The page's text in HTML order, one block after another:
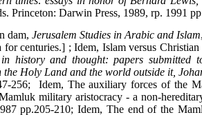
eds.Princeton: Darwin Press, 1989, rp.
dam,Jerusalem Studies in Arabic and
for centuries.] ; Idem, Islam versus
in history and thought: papers
the Holy Land and the world outside it,
256;
Idem, The auxiliary forces of
Mamluk military aristocracy - a non-
1987 pp.205-210; Idem, The end of the